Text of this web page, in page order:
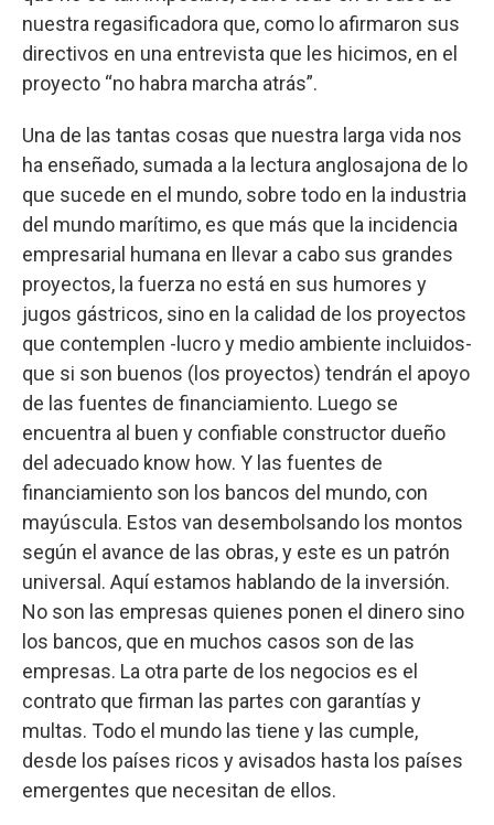
nuestra regasificadora que, como lo afirmaron sus
directivos en una entrevista que les hicimos, en el
proyecto “no habra marcha atrás”.
Una de las tantas cosas que nuestra larga vida nos
ha enseñado, sumada a la lectura anglosajona de lo
que sucede en el mundo, sobre todo en la industria
del mundo marítimo, es que más que la incidencia
empresarial humana en llevar a cabo sus grandes
proyectos, la fuerza no está en sus humores y
jugos gástricos, sino en la calidad de los proyectos
que contemplen -lucro y medio ambiente incluidos-
que si son buenos (los proyectos) tendrán el apoyo
de las fuentes de financiamiento. Luego se
encuentra al buen y confiable constructor dueño
del adecuado know how. Y las fuentes de
financiamiento son los bancos del mundo, con
mayúscula. Estos van desembolsando los montos
según el avance de las obras, y este es un patrón
universal. Aquí estamos hablando de la inversión.
No son las empresas quienes ponen el dinero sino
los bancos, que en muchos casos son de las
empresas. La otra parte de los negocios es el
contrato que firman las partes con garantías y
multas. Todo el mundo las tiene y las cumple,
desde los países ricos y avisados hasta los países
emergentes que necesitan de ellos.